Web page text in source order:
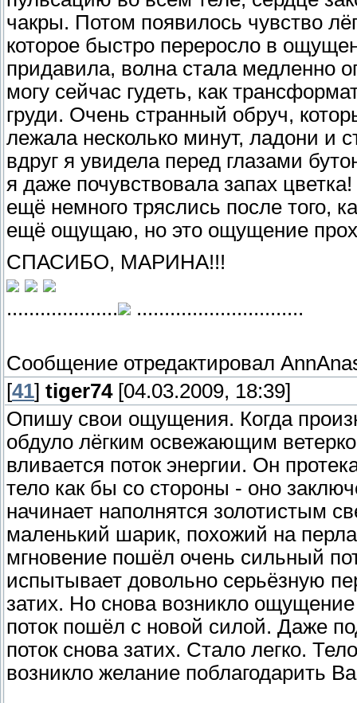
чакры. Потом появилось чувство
которое быстро переросло в
придавила, волна стала медленно
могу сейчас гудеть, как
груди. Очень странный обруч,
лежала несколько минут, ладони и
вдруг я увидела перед глазами
я даже почувствовала запах
ещё немного тряслись после того,
ещё ощущаю, но это ощущение
СПАСИБО, МАРИНА!!!
.................... ..............................
Сообщение отредактировал
[41] tiger74[04.03.2009, 18:39]
Опишу свои ощущения. Когда
обдуло лёгким освежающим
вливается поток энергии. Он
тело как бы со стороны - оно
начинает наполнятся золотистым
маленький шарик, похожий на
мгновение пошёл очень сильный
испытывает довольно серьёзную
затих. Но снова возникло
поток пошёл с новой силой. Даже
поток снова затих. Стало легко.
возникло желание поблагодарить